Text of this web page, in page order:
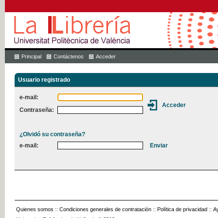
Principal Contáctenos Acceder
Usuario registrado
e-mail:
Contraseña:
¿Olvidó su contraseña?
e-mail:
Quienes somos :: Condiciones generales de contratación :: Política de privacidad ::